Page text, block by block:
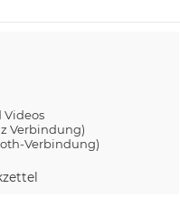
Videos
Verbindung)
Verbindung)
Technologien: Bluetooth.
Laserpointer